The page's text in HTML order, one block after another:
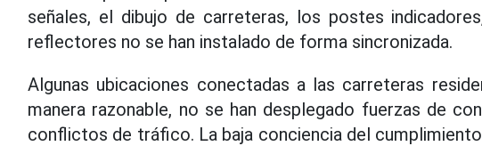
señales, el dibujo de carreteras, los postes
reflectores no se han instalado de forma sincronizada.
Algunas ubicaciones conectadas a las carreteras
manera razonable, no se han desplegado fuerzas de
conflictos de tráfico. La baja conciencia del